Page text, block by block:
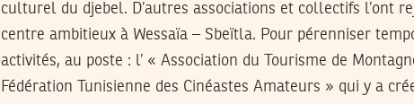
culturel du djebel. D’autres associations et collectifs l’ont
centre ambitieux à Wessaïa – Sbeïtla. Pour pérenniser
activités, au poste : l’ « Association du Tourisme de
Fédération Tunisienne des Cinéastes Amateurs » qui y a